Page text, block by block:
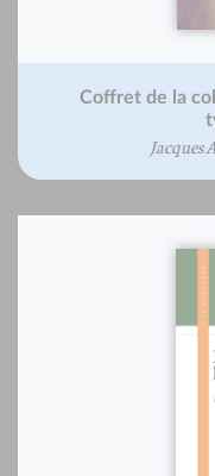
Coffret de la
Jacques